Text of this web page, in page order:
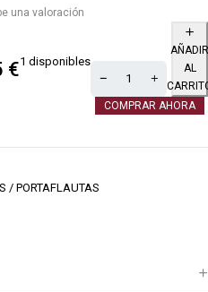
una valoración
€1 disponibles
AÑADIR
AL
COMPRAR AHORA
/ PORTAFLAUTAS